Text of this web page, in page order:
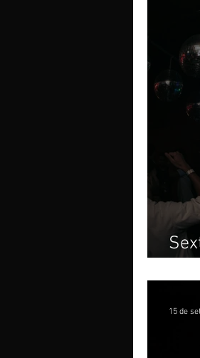
15 de